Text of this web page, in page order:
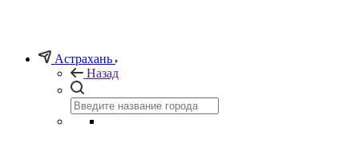
Астрахань
Назад